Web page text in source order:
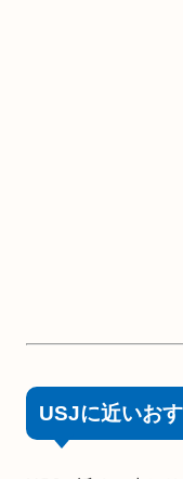
USJに近いお